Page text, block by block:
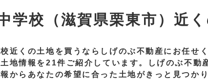
学校（滋賀県栗東市）近
近くの土地を買うならしげのぶ不動産にお任せ
地情報を21件ご紹介しています。しげのぶ不動
からあなたの希望に合った土地がきっと見つか